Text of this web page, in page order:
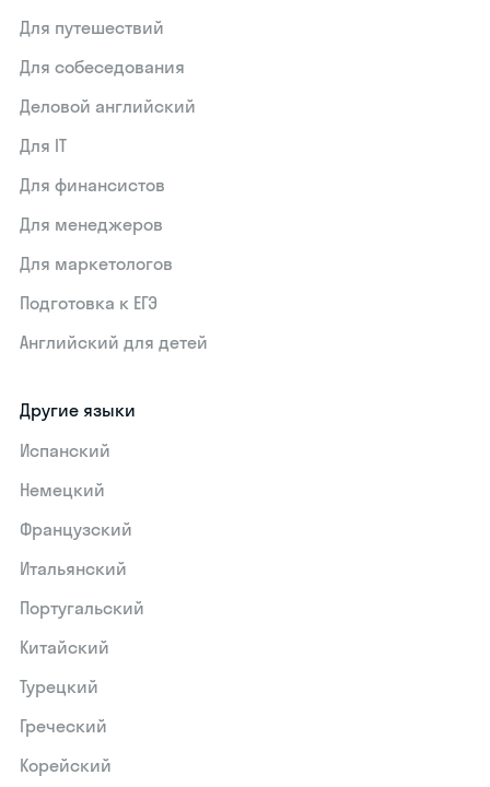
Для путешествий
Для собеседования
Деловой английский
Для IT
Для финансистов
Для менеджеров
Для маркетологов
Подготовка к ЕГЭ
Английский для детей
Другие языки
Испанский
Немецкий
Французский
Итальянский
Португальский
Китайский
Турецкий
Греческий
Корейский